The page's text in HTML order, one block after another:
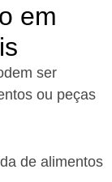
em
ser
ou peças
de alimentos